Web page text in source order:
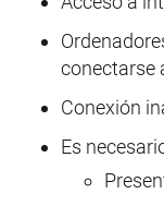
conectarse
Conexión
Es